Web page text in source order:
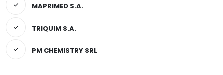
MAPRIMED S.A.
TRIQUIM S.A.
PM CHEMISTRY SRL